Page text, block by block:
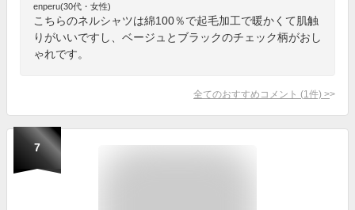
enperu(30代・女性)
こちらのネルシャツは綿100％で起毛加工で暖かくて肌触
りがいいですし、ベージュとブラックのチェック柄がおし
ゃれです。
全てのおすすめコメント (1 件) >
7